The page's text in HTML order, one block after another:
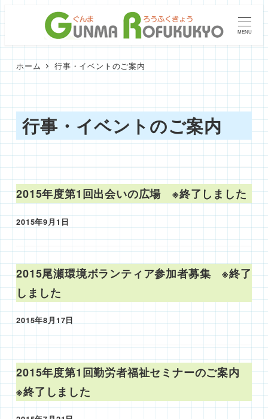
メ
ン
コ
テ
ツ
へ
動
MENU
ホーム 行事・イベントのご案内
行事・イベントのご案内
2015年度第1回出会いの広場 ※終了しました
投稿日
2015年9月1日
2015尾瀬環境ボランティア参加者募集 ※終了
しました
投稿日
2015年8月17日
2015年度第1回勤労者福祉セミナーのご案内
※終了しました